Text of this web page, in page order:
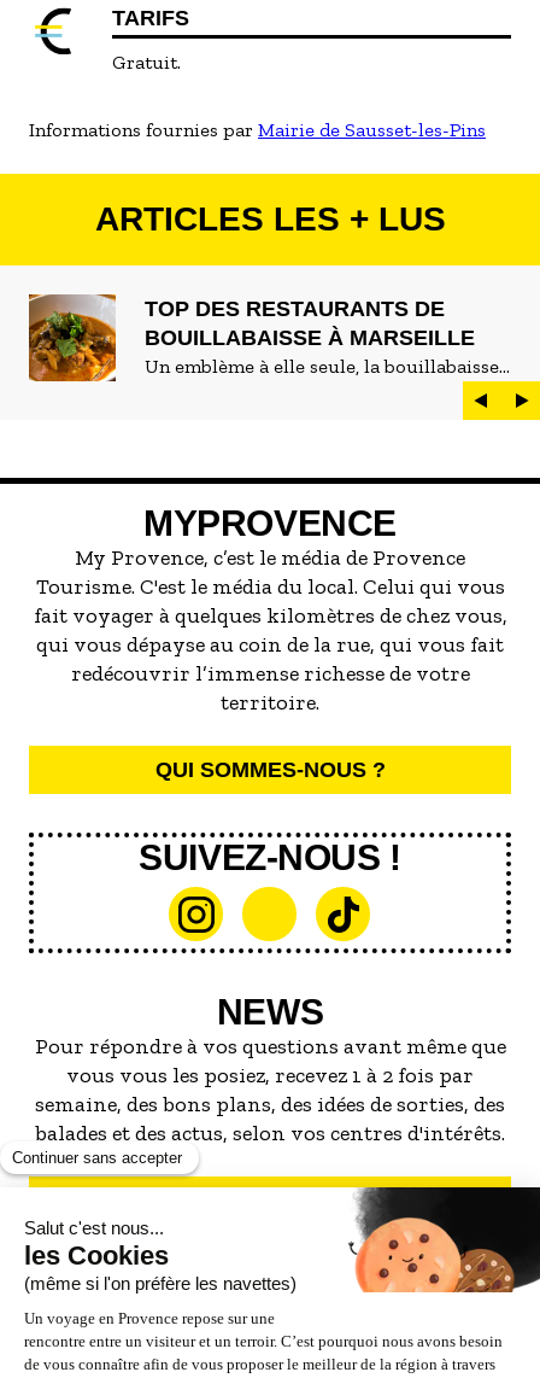
TARIFS
Gratuit.
Informations fournies par Mairie de Sausset-les-Pins
ARTICLES LES + LUS
TOP DES RESTAURANTS DE
BOUILLABAISSE À MARSEILLE
Un emblème à elle seule, la bouillabaisse
est LE plat marseillais par excellence. On
peut d'ailleurs vite être submergé·e par la
servir la meilleure...
MYPROVENCE
My Provence, c’est le média de Provence
Tourisme. C'est le média du local. Celui qui vous
fait voyager à quelques kilomètres de chez vous,
qui vous dépayse au coin de la rue, qui vous fait
redécouvrir l’immense richesse de votre
territoire.
QUI SOMMES-NOUS ?
SUIVEZ-NOUS !
NEWS
Pour répondre à vos questions avant même que
vous vous les posiez, recevez 1 à 2 fois par
semaine, des bons plans, des idées de sorties, des
balades et des actus, selon vos centres d'intérêts.
S'INSCRIRE À LA NEWSLETTER
NOS PARTENAIRES